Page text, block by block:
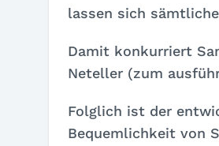
lassen sich
Damit konkurriert
Neteller (zum
Folglich ist der
Bequemlichkeit von